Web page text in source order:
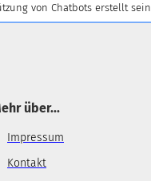
von Chatbots erstellt sein.
über...
Impressum
Kontakt